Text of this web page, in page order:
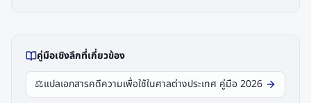
คู่มือเชิงลึกที่เกี่ยวข้อง
⚖️แปลเอกสารคดีความเพื่อใช้ในศาลต่างประเทศ คู่มือ 2026